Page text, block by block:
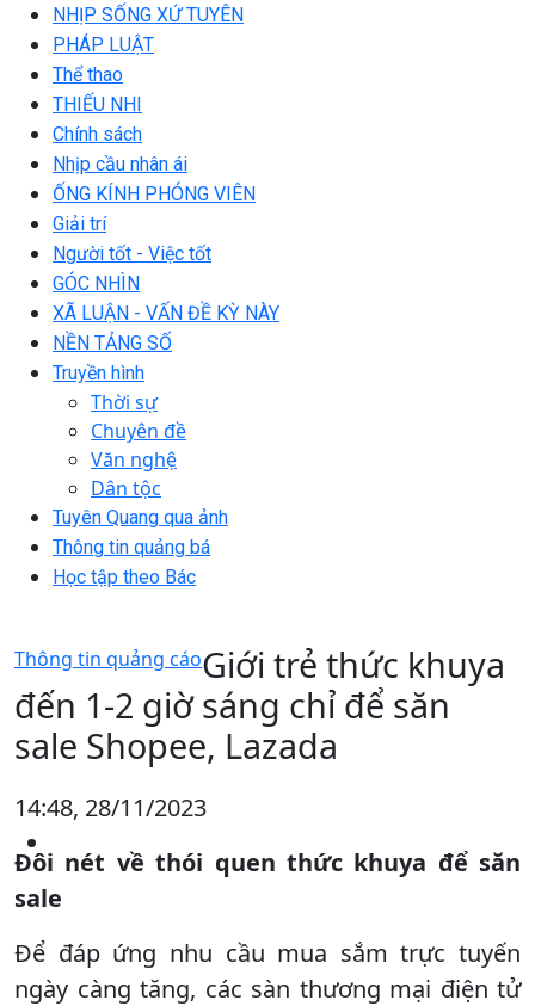
NHỊP SỐNG XỨ TUYÊN
PHÁP LUẬT
Thể thao
THIẾU NHI
Chính sách
Nhịp cầu nhân ái
ỐNG KÍNH PHÓNG VIÊN
Giải trí
Người tốt - Việc tốt
GÓC NHÌN
XÃ LUẬN - VẤN ĐỀ KỲ NÀY
NỀN TẢNG SỐ
Truyền hình
Thời sự
Chuyên đề
Văn nghệ
Dân tộc
Tuyên Quang qua ảnh
Thông tin quảng bá
Học tập theo Bác
Thông tin quảng cáoGiới trẻ thức khuya
đến 1-2 giờ sáng chỉ để săn
sale Shopee, Lazada
14:48, 28/11/2023
Đôi nét về thói quen thức khuya để săn
sale
Để đáp ứng nhu cầu mua sắm trực tuyến
ngày càng tăng, các sàn thương mại điện tử